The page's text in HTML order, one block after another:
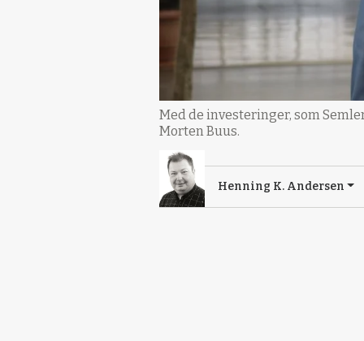
Med de investeringer, som
Morten Buus.
Henning K. Andersen